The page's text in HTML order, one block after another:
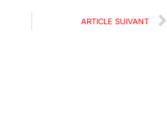
ARTICLE SUIVANT